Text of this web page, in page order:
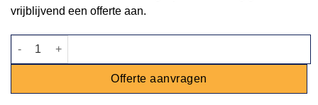
vrijblijvend een offerte aan.
Easy up tent goot zwart - 8 meter aantal
Offerte aanvragen